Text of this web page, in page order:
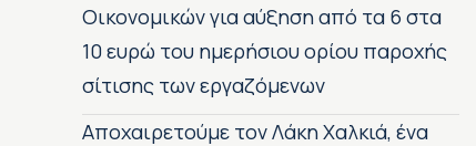
Οικονομικών για αύξηση από τα 6 στα
10 ευρώ του ημερήσιου ορίου παροχής
σίτισης των εργαζόμενων
Αποχαιρετούμε τον Λάκη Χαλκιά, ένα